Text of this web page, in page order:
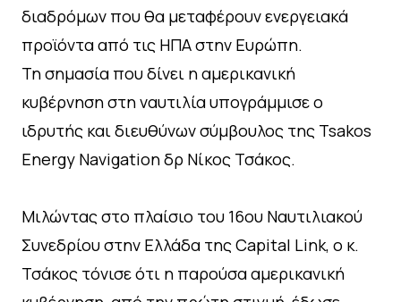
διαδρόμων που θα μεταφέρουν ενεργειακά
προϊόντα από τις ΗΠΑ στην Ευρώπη.
Τη σημασία που δίνει η αμερικανική
κυβέρνηση στη ναυτιλία υπογράμμισε ο
ιδρυτής και διευθύνων σύμβουλος της Tsakos
Energy Navigation δρ Νίκος Τσάκος.
Μιλώντας στο πλαίσιο του 16ου Ναυτιλιακού
Συνεδρίου στην Ελλάδα της Capital Link, ο κ.
Τσάκος τόνισε ότι η παρούσα αμερικανική